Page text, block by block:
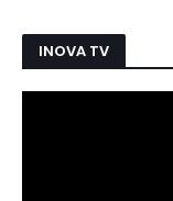
INOVA TV